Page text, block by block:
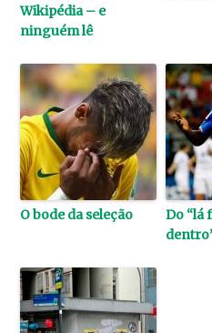
Wikipédia – e
ninguém lê
O bode da seleção
Do “lá